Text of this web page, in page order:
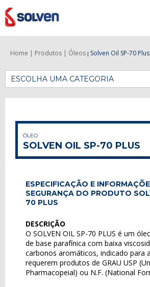
Home | Produtos | Óleos | Solven Oil SP-70 Plus
ESCOLHA UMA CATEGORIA
ÓLEO
SOLVEN OIL SP-70 PLUS
ESPECIFICAÇÃO E
SEGURANÇA DO PRODUTO
70 PLUS
DESCRIÇÃO
O SOLVEN OIL SP-70 PLUS é um
de base parafínica com baixa
carbonos aromáticos, indicado para
requerem produtos de GRAU USP
Pharmacopeial) ou N.F. (National